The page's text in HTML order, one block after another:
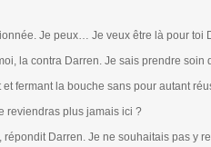
Je peux… Je veux être là pour
la contra Darren. Je sais prendre soin
fermant la bouche sans pour autant
reviendras plus jamais ici ?
Darren. Je ne souhaitais pas y